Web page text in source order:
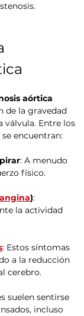
aórtica
de la gravedad
válvula. Entre los
encuentran:
: A menudo
físico.
angina):
la actividad
: Estos síntomas
a la reducción
cerebro.
suelen sentirse
incluso